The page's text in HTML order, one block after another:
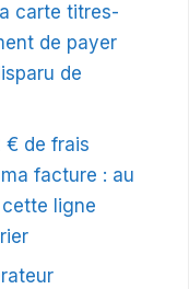
carte titres-
de payer
de
€ de frais
facture : au
cette ligne